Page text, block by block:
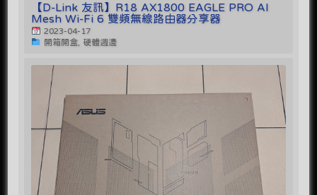
【D-Link 友訊】R18 AX1800 EAGLE PRO AI
Mesh Wi-Fi 6 雙頻無線路由器分享器
2023-04-17
開箱開盒, 硬體週邊